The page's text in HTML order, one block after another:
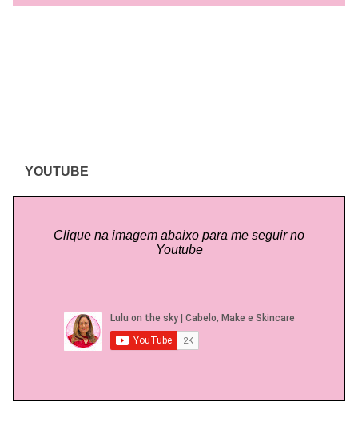
YOUTUBE
Clique na imagem abaixo para me seguir no
Youtube